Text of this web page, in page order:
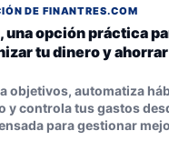
DE FINANTRES.COM
una opción práctica
tu dinero y
objetivos, automatiza
y controla tus gastos
para gestionar